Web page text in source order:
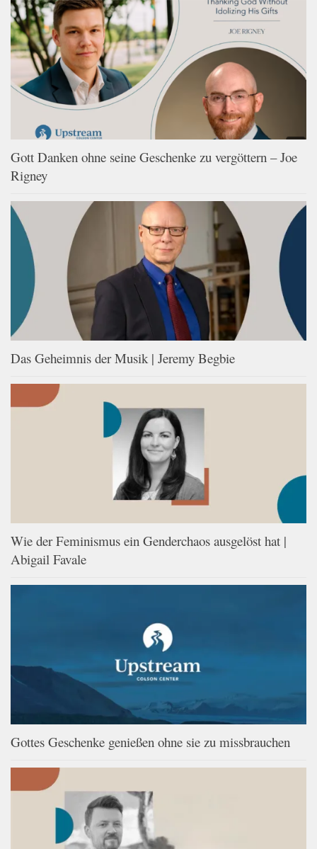
Gott Danken ohne seine Geschenke zu vergöttern – Joe
Rigney
Das Geheimnis der Musik | Jeremy Begbie
Wie der Feminismus ein Genderchaos ausgelöst hat |
Abigail Favale
Gottes Geschenke genießen ohne sie zu missbrauchen